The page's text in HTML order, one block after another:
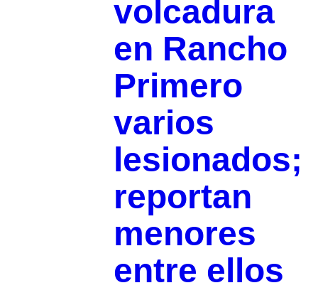
volcadura
en Rancho
Primero
varios
lesionados;
reportan
menores
entre ellos